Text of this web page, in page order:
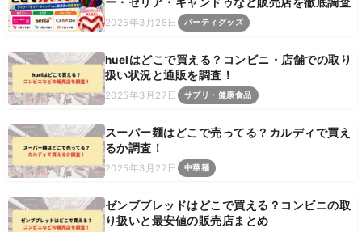
2025年3月28日 パーティグッズ
huelはどこで買える？コンビニ・店舗での取り
扱い状況と通販を調査！
2025年3月27日 サプリ・健康食品
スーパー麺はどこで売ってる？カルディで買え
るか調査！
2025年3月27日 中華麺
ゼンブブレッドはどこで買える？コンビニの取
り扱いと最安値の販売店まとめ